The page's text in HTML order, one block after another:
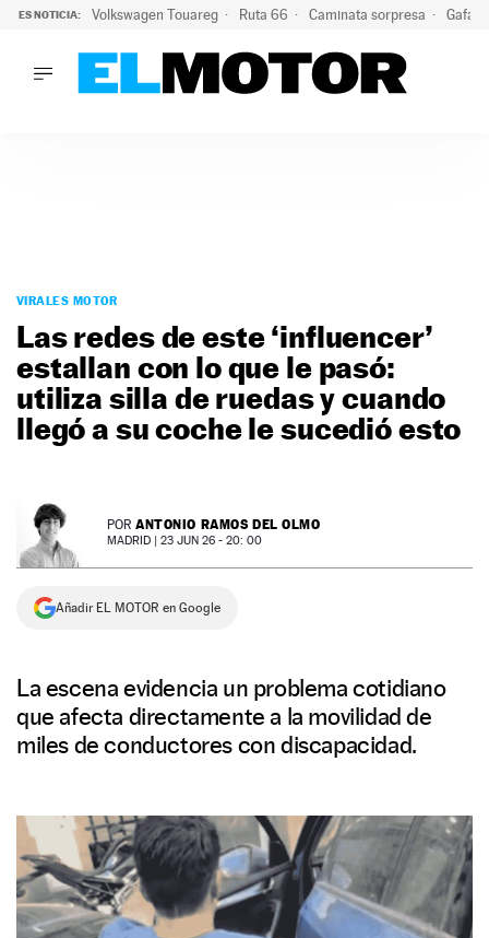
ES NOTICIA: Volkswagen Touareg Ruta 66 Caminata sorpresa Gafas
PODCAST
MOTOS
TECNOLOGÍA
SUPERCOCHES
MOTORTV
NEWSLETTER
VIRALES MOTOR
Las redes de este ‘influencer’
estallan con lo que le pasó:
utiliza silla de ruedas y cuando
llegó a su coche le sucedió esto
POR ANTONIO RAMOS DEL OLMO
MADRID | 23 JUN 26 - 20: 00
Añadir EL MOTOR en Google
La escena evidencia un problema cotidiano
que afecta directamente a la movilidad de
miles de conductores con discapacidad.